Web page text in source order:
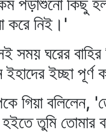
পড়াশুনো কিছু
করে নিই।'
সময় ঘরের বাহির
ইচ্ছা পূর্ণ
গিয়া
তুমি তোমার